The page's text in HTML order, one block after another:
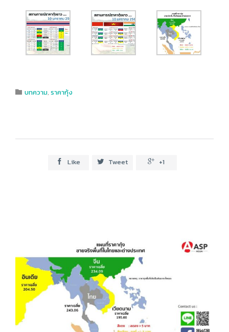
 Category
บทความ, ราคากุ้ง
 Like  Tweet  +1